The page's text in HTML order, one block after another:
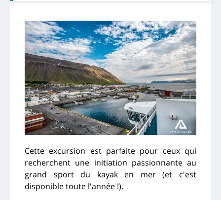
Cette excursion est parfaite pour ceux qui
recherchent une initiation passionnante au
grand sport du kayak en mer (et c'est
disponible toute l'année !).